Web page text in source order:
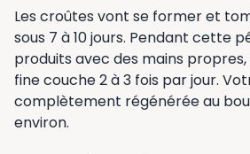
Les croûtes vont se former et
sous 7 à 10 jours. Pendant cette
produits avec des mains
fine couche 2 à 3 fois par jour.
complètement régénérée au
environ.